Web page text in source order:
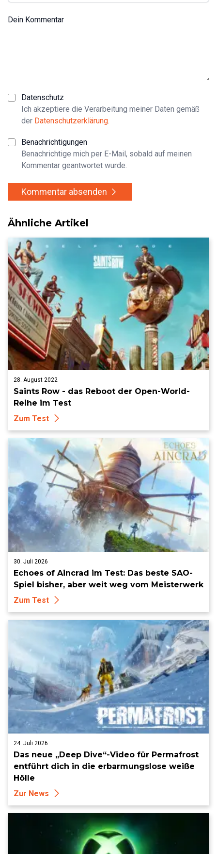
Dein Kommentar
Datenschutz
Ich akzeptiere die Verarbeitung meiner Daten gemäß
der Datenschutzerklärung
Benachrichtigungen
Benachrichtige mich per E-Mail, sobald auf meinen
Kommentar geantwortet wurde.
Kommentar absenden
Ähnliche Artikel
28. August 2022
Saints Row - das Reboot der Open-World-
Reihe im Test
Zum Test
30. Juli 2026
Echoes of Aincrad im Test: Das beste SAO-
Spiel bisher, aber weit weg vom Meisterwerk
Zum Test
24. Juli 2026
Das neue „Deep Dive“-Video für Permafrost
entführt dich in die erbarmungslose weiße
Hölle
Zur News